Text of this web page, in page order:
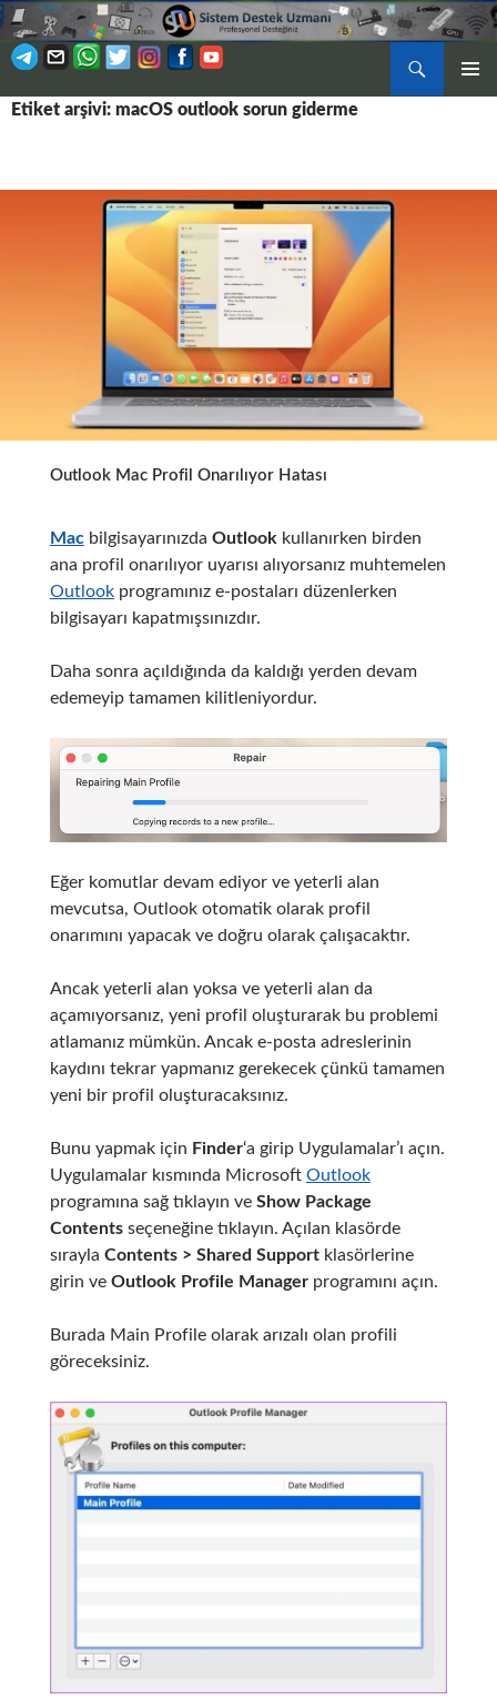
Ara
İÇERIĞE
Etiket arşivi: macOS outlook sorun giderme
Outlook Mac Profil Onarılıyor Hatası
Macbilgisayarınızda Outlookkullanırken birden
ana profil onarılıyor uyarısı alıyorsanız muhtemelen
Outlookprogramınız e-postaları düzenlerken
bilgisayarı kapatmışsınızdır.
Daha sonra açıldığında da kaldığı yerden devam
edemeyip tamamen kilitleniyordur.
Eğer komutlar devam ediyor ve yeterli alan
mevcutsa, Outlook otomatik olarak profil
onarımını yapacak ve doğru olarak çalışacaktır.
Ancak yeterli alan yoksa ve yeterli alan da
açamıyorsanız, yeni profil oluşturarak bu problemi
atlamanız mümkün. Ancak e-posta adreslerinin
kaydını tekrar yapmanız gerekecek çünkü tamamen
yeni bir profil oluşturacaksınız.
Bunu yapmak için Finder‘a girip Uygulamalar’ı açın.
Uygulamalar kısmında Microsoft Outlook
programına sağ tıklayın ve Show Package
Contentsseçeneğine tıklayın. Açılan klasörde
sırayla Contents > Shared Supportklasörlerine
girin ve Outlook Profile Managerprogramını açın.
Burada Main Profile olarak arızalı olan profili
göreceksiniz.